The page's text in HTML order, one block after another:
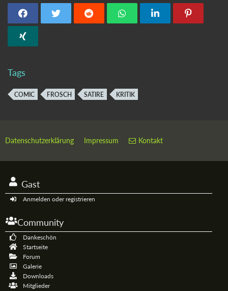
Tags
COMIC FROSCH SATIRE KRITIK
Datenschutzerklärung Impressum Kontakt
Gast
Anmelden oder registrieren
Community
Dankeschön
Startseite
Forum
Galerie
Downloads
Mitglieder